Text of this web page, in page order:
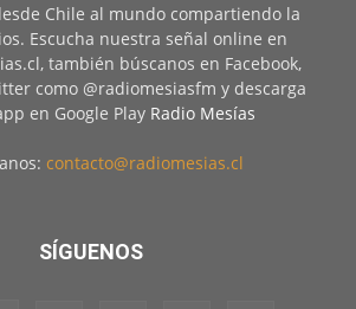
Chile al mundo compartiendo la
Escucha nuestra señal online en
también búscanos en Facebook,
como @radiomesiasfm y descarga
en Google Play Radio Mesías
contacto@radiomesias.cl
SÍGUENOS